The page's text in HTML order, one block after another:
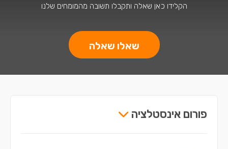
הקלידו כאן שאלה ותקבלו תשובה מהמומחים שלנו
שאלו שאלה
פורום אינסטלציה